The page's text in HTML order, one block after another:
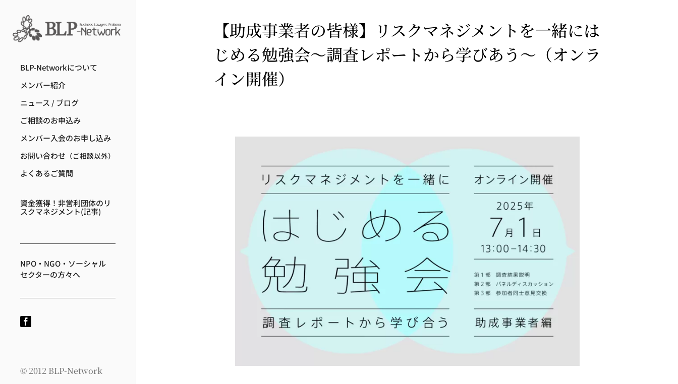
content
BLP-Networkについて
メンバー紹介
ニュース / ブログ
ご相談のお申込み
メンバー入会のお申し込み
お問い合わせ （ご相談以外）
よくあるご質問
資金獲得！非営利団体のリ
スクマネジメント(記事)
NPO・NGO・ソーシャル
セクターの方々へ
Facebook
© 2012 BLP-Network
【助成事業者の皆様】リスクマネジメントを一緒には
じめる勉強会～調査レポートから学びあう～（オンラ
イン開催）